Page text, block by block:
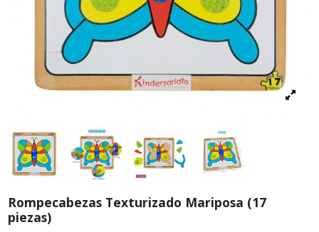
Rompecabezas Texturizado Mariposa (17
piezas)